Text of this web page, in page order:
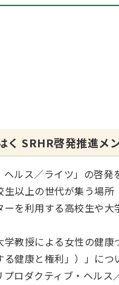
く SRHR啓発推進メ
ヘルス／ライツ」の啓
以上の世代が集う場
ーを利用する高校生や
学教授による女性の健
る健康と権利」）」に
ロダクティブ・ヘル